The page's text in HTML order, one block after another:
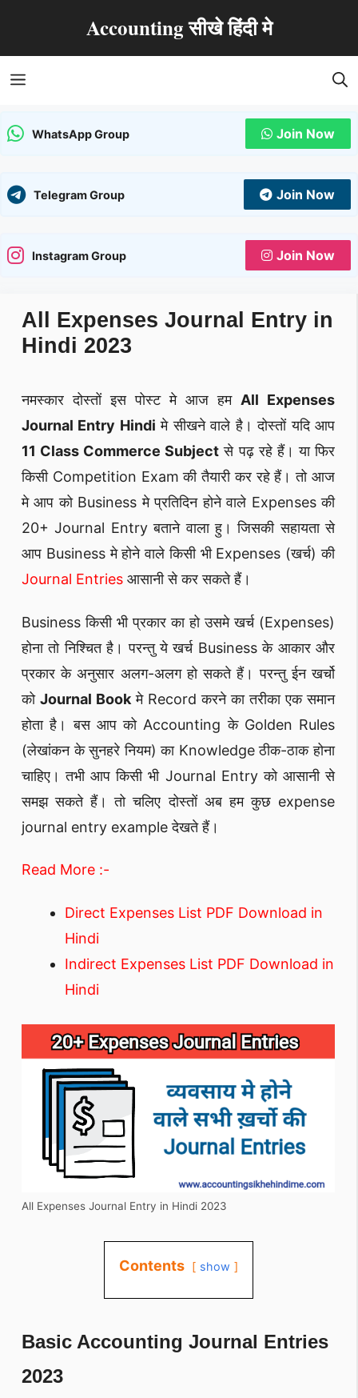
Accounting सीखे हिंदी मे
Menu
WhatsApp Group Join Now
Telegram Group Join Now
Instagram Group Join Now
All Expenses Journal Entry in
Hindi 2023
नमस्कार दोस्तों इस पोस्ट मे आज हम All Expenses
Journal Entry Hindi मे सीखने वाले है। दोस्तों यदि आप
11 Class Commerce Subject से पढ़ रहे हैं। या फिर
किसी Competition Exam की तैयारी कर रहे हैं। तो आज
मे आप को Business मे प्रतिदिन होने वाले Expenses की
20+ Journal Entry बताने वाला हु। जिसकी सहायता से
आप Business मे होने वाले किसी भी Expenses (खर्च) की
Journal Entries आसानी से कर सकते हैं।
Business किसी भी प्रकार का हो उसमे खर्च (Expenses)
होना तो निश्चित है। परन्तु ये खर्च Business के आकार और
प्रकार के अनुसार अलग-अलग हो सकते हैं। परन्तु ईन खर्चो
को Journal Book मे Record करने का तरीका एक समान
होता है। बस आप को Accounting के Golden Rules
(लेखांकन के सुनहरे नियम) का Knowledge ठीक-ठाक होना
चाहिए। तभी आप किसी भी Journal Entry को आसानी से
समझ सकते हैं। तो चलिए दोस्तों अब हम कुछ expense
journal entry example देखते हैं।
Read More :-
Direct Expenses List PDF Download in
Hindi
Indirect Expenses List PDF Download in
Hindi
All Expenses Journal Entry in Hindi 2023
Contents show
Basic Accounting Journal Entries
2023